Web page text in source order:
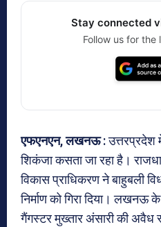
Stay connected
Follow us for the
एफएनएन, लखनऊ :उत्तरप्रदेश
शिकंजा कसता जा रहा है।
विकास प्राधिकरण ने बाहुबली
निर्माण को गिरा दिया। लखनऊ
गैंगस्टर मुख्तार अंसारी की अवैध